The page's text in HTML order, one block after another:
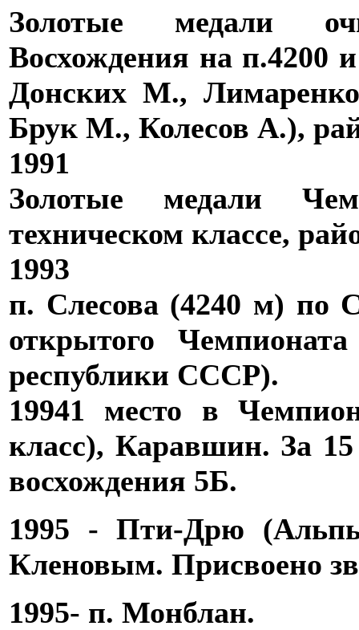
Золотые медали
Восхождения на п.4200
Донских М.,
Брук М., Колесов А.),
1991
Золотые медали
техническом классе,
1993
п. Слесова (4240 м) по
открытого
республики СССР).
19941 место в
класс), Каравшин. За
восхождения 5Б.
1995 - Пти-Дрю
Кленовым. Присвоено
1995- п. Монблан.